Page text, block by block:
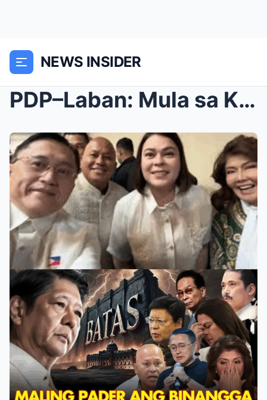
NEWS INSIDER
PDP–Laban: Mula sa Kasikatan Patungo sa Krisis ng ...